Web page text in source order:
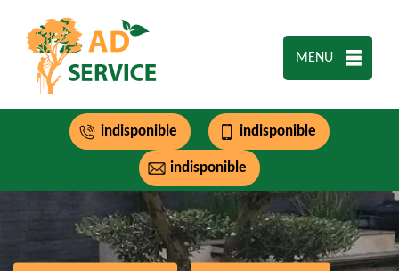
MENU
indisponible indisponible
indisponible